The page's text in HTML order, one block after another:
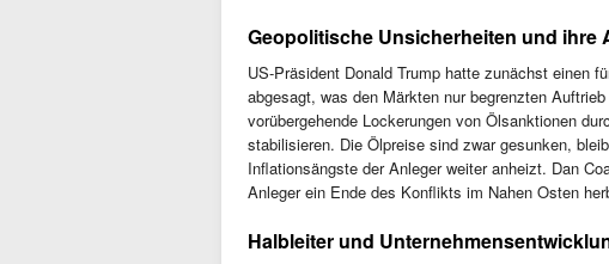
Geopolitische Unsicherheiten und ihre
US-Präsident Donald Trump hatte zunächst einen
abgesagt, was den Märkten nur begrenzten
vorübergehende Lockerungen von Ölsanktionen
stabilisieren. Die Ölpreise sind zwar gesunken,
Inflationsängste der Anleger weiter anheizt. Dan
Anleger ein Ende des Konflikts im Nahen Osten
Halbleiter und